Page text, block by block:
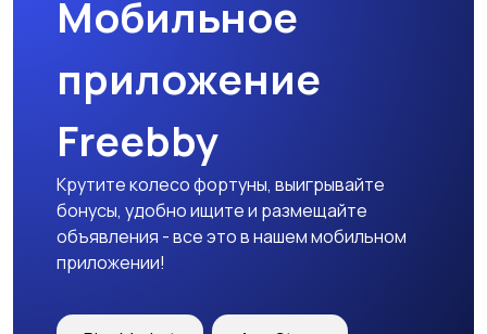
Мобильное
приложение
Freebby
Крутите колесо фортуны, выигрывайте
бонусы, удобно ищите и размещайте
объявления - все это в нашем мобильном
приложении!